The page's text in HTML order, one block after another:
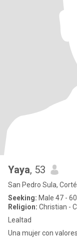
Yaya, 53
San Pedro Sula,
Seeking: Male 47 - 60
Religion: Christian -
Lealtad
Una mujer con